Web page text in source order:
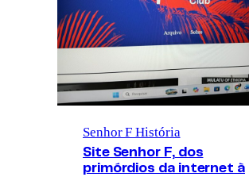
Senhor F História
Site Senhor F, dos
primórdios da internet à